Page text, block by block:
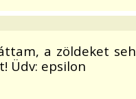
a zöldeket
Üdv: epsilon